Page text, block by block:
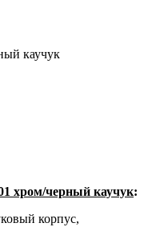
каучук
хром/черный каучук:
корпус,